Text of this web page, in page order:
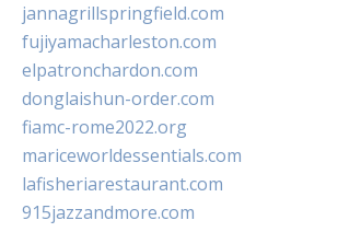
jannagrillspringfield.com
fujiyamacharleston.com
elpatronchardon.com
donglaishun-order.com
fiamc-rome2022.org
mariceworldessentials.com
lafisheriarestaurant.com
915jazzandmore.com